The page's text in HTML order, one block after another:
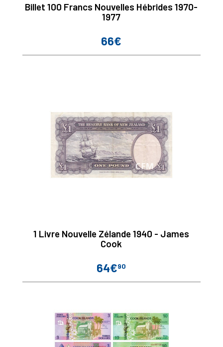
Billet 100 Francs Nouvelles Hébrides 1970-
1977
Prix
66€
1 Livre Nouvelle Zélande 1940 - James
Cook
Prix
64€90